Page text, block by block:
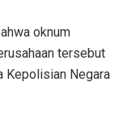
oknum
tersebut
Kepolisian Negara